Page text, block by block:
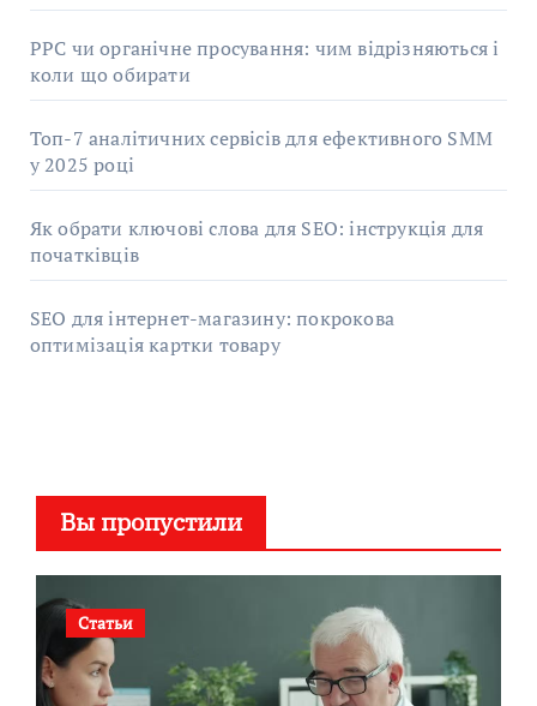
PPC чи органічне просування: чим відрізняються і
коли що обирати
Топ-7 аналітичних сервісів для ефективного SMM
у 2025 році
Як обрати ключові слова для SEO: інструкція для
початківців
SEO для інтернет-магазину: покрокова
оптимізація картки товару
Вы пропустили
Статьи